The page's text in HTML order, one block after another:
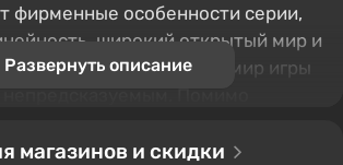
фирменные особенности серии,
широкий открытый мир и
зона», которая делает мир игры
позволяющие глубже
Развернуть описание
магазинов и скидки